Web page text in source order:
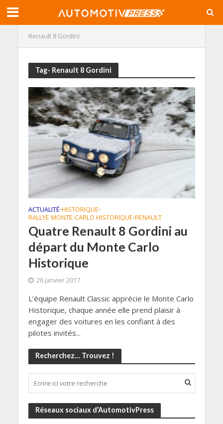
Renault 8 Gordini
Tag- Renault 8 Gordini
ACTUALITÉ•HISTORIQUE•
RALLYE MONTE-CARLO HISTORIQUE•RENAULT
Quatre Renault 8 Gordini au
départ du Monte Carlo
Historique
26 janvier 2017
L’équipe Renault Classic apprécie le Monte Carlo
Historique, chaque année elle prend plaisir à
engager des voitures en les confiant à des
pilotes invités...
Recherchez… Trouvez !
Réseaux sociaux d’AutomotivPress